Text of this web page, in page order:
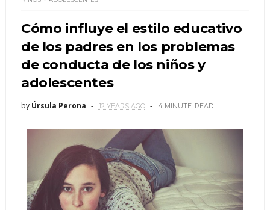
Cómo influye el estilo educativo
de los padres en los problemas
de conducta de los niños y
adolescentes
by Úrsula Perona 12 YEARS AGO 4 MINUTE READ